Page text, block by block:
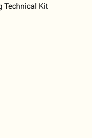
Technical Kit